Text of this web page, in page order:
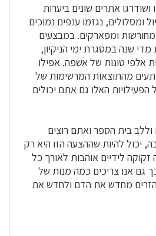
אתרים שונים ביערות
ומסלולים, נגזמו ענפים נמוכים
ומפארקים. במבצעים
שנה במסגרת ימי הניקיון,
אלפי טונות של אשפה. אפילו
מהתוצאות המרשימות של
האלו גם אתם יכולים
בית הספר ואתם רוצים
יכול להיות שההצעה הזו היא רק
לידיים אוהבות לאורך כל
גם אנו צריכים כמה מנות של
מחדש את הדם ולחדש את